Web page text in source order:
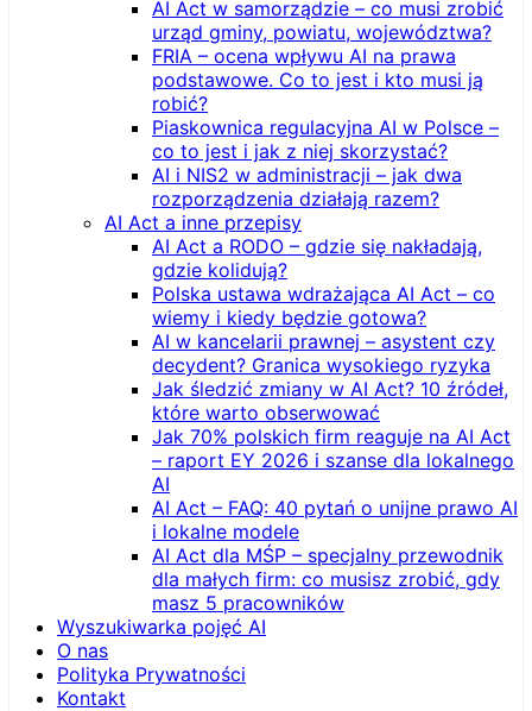
AI Act w samorządzie – co musi zrobić
urząd gminy, powiatu, województwa?
FRIA – ocena wpływu AI na prawa
podstawowe. Co to jest i kto musi ją
robić?
Piaskownica regulacyjna AI w Polsce –
co to jest i jak z niej skorzystać?
AI i NIS2 w administracji – jak dwa
rozporządzenia działają razem?
AI Act a inne przepisy
AI Act a RODO – gdzie się nakładają,
gdzie kolidują?
Polska ustawa wdrażająca AI Act – co
wiemy i kiedy będzie gotowa?
AI w kancelarii prawnej – asystent czy
decydent? Granica wysokiego ryzyka
Jak śledzić zmiany w AI Act? 10 źródeł,
które warto obserwować
Jak 70% polskich firm reaguje na AI Act
– raport EY 2026 i szanse dla lokalnego
AI
AI Act – FAQ: 40 pytań o unijne prawo AI
i lokalne modele
AI Act dla MŚP – specjalny przewodnik
dla małych firm: co musisz zrobić, gdy
masz 5 pracowników
Wyszukiwarka pojęć AI
O nas
Polityka Prywatności
Kontakt